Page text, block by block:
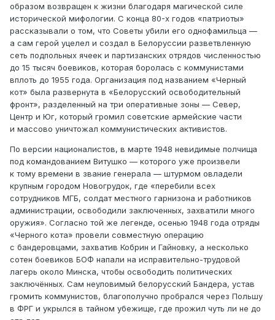
образом возвращен к жизни благодаря магической силе
исторической мифологии. С конца 80-х годов «патриоты»
рассказывали о том, что Советы убили его однофамильца —
а сам герой уцелел и создал в Белоруссии разветвленную
сеть подпольных ячеек и партизанских отрядов численностью
до 15 тысяч боевиков, которая боролась с коммунистами
вплоть до 1955 года. Организация под названием «Черный
кот» была развернута в «Белорусский освободительный
фронт», разделенный на три оперативные зоны — Север,
Центр и Юг, который громил советские армейские части
и массово уничтожал коммунистических активистов.
По версии националистов, в марте 1948 невидимые полчища
под командованием Витушко — которого уже произвели
к тому времени в звание генерала — штурмом овладели
крупным городом Новогрудок, где «перебили всех
сотрудников МГБ, солдат местного гарнизона и работников
администрации, освободили заключенных, захватили много
оружия». Согласно той же легенде, осенью 1948 года отряды
«Черного кота» провели совместную операцию
с бандеровцами, захватив Кобрин и Гайновку, а несколько
сотен боевиков БОФ напали на исправительно-трудовой
лагерь около Минска, чтобы освободить политических
заключённых. Сам неуловимый белорусский Бандера, устав
громить коммунистов, благополучно пробрался через Польшу
в ФРГ и укрылся в тайном убежище, где прожил чуть ли не до